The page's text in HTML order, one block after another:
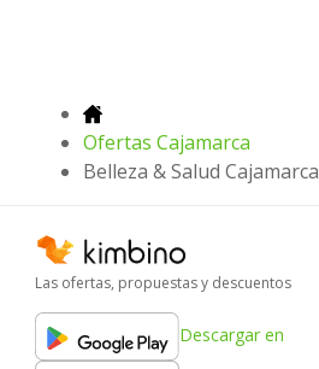
Ofertas Cajamarca
Belleza & Salud Cajamarca
Las ofertas, propuestas y descuentos
Descargar en